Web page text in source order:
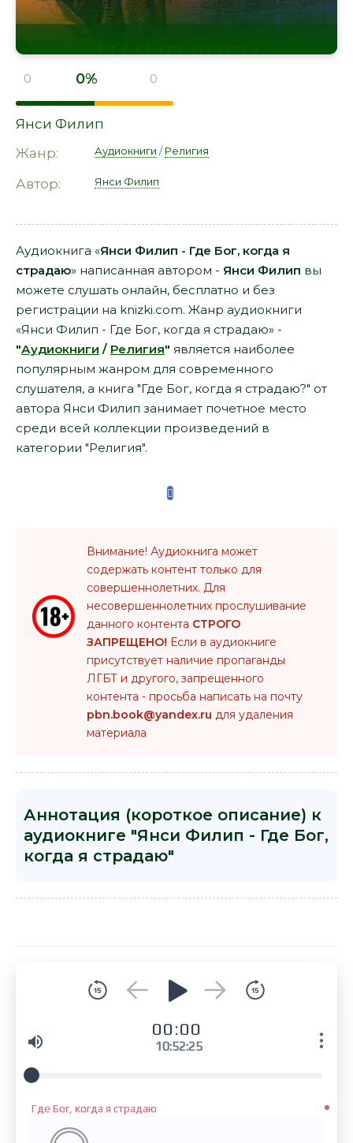
0 0% 0
Янси Филип
Жанр:
Аудиокниги /Религия
Автор: Янси Филип
Аудиокнига «Янси Филип - Где Бог, когда я
страдаю» написанная автором - Янси Филип вы
можете слушать онлайн, бесплатно и без
регистрации на knizki.com. Жанр аудиокниги
«Янси Филип - Где Бог, когда я страдаю» -
"Аудиокниги / Религия" является наиболее
популярным жанром для современного
слушателя, а книга "Где Бог, когда я страдаю?" от
автора Янси Филип занимает почетное место
среди всей коллекции произведений в
категории "Религия".
Внимание! Аудиокнига может
содержать контент только для
совершеннолетних. Для
несовершеннолетних прослушивание
данного контента СТРОГО
ЗАПРЕЩЕНО! Если в аудиокниге
присутствует наличие пропаганды
ЛГБТ и другого, запрещенного
контента - просьба написать на почту
pbn.book@yandex.ru для удаления
материала
Аннотация (короткое описание) к
аудиокниге "Янси Филип - Где Бог,
когда я страдаю"
00:00
10:52:25
Где Бог, когда я страдаю